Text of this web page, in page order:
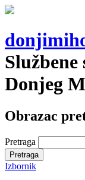
Donjeg
Obrazac
Pretraga
Izbornik